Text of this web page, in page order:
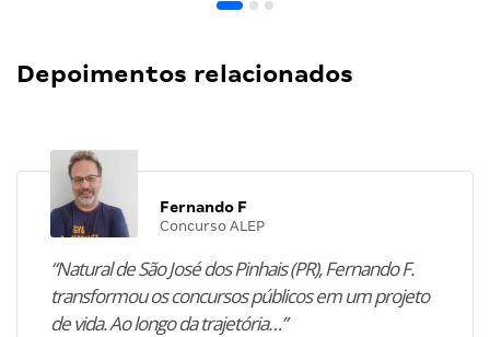
Depoimentos relacionados
Fernando F
Concurso ALEP
“Natural de São José dos Pinhais (PR), Fernando F.
transformou os concursos públicos em um projeto
de vida. Ao longo da trajetória…”